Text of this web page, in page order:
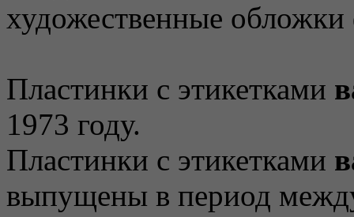
художественные
Пластинки с этикетками
1973 году.
Пластинки с этикетками
выпущены в период